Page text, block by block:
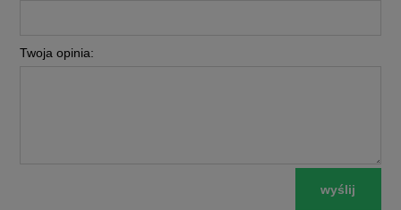
Twoja opinia:
wyślij